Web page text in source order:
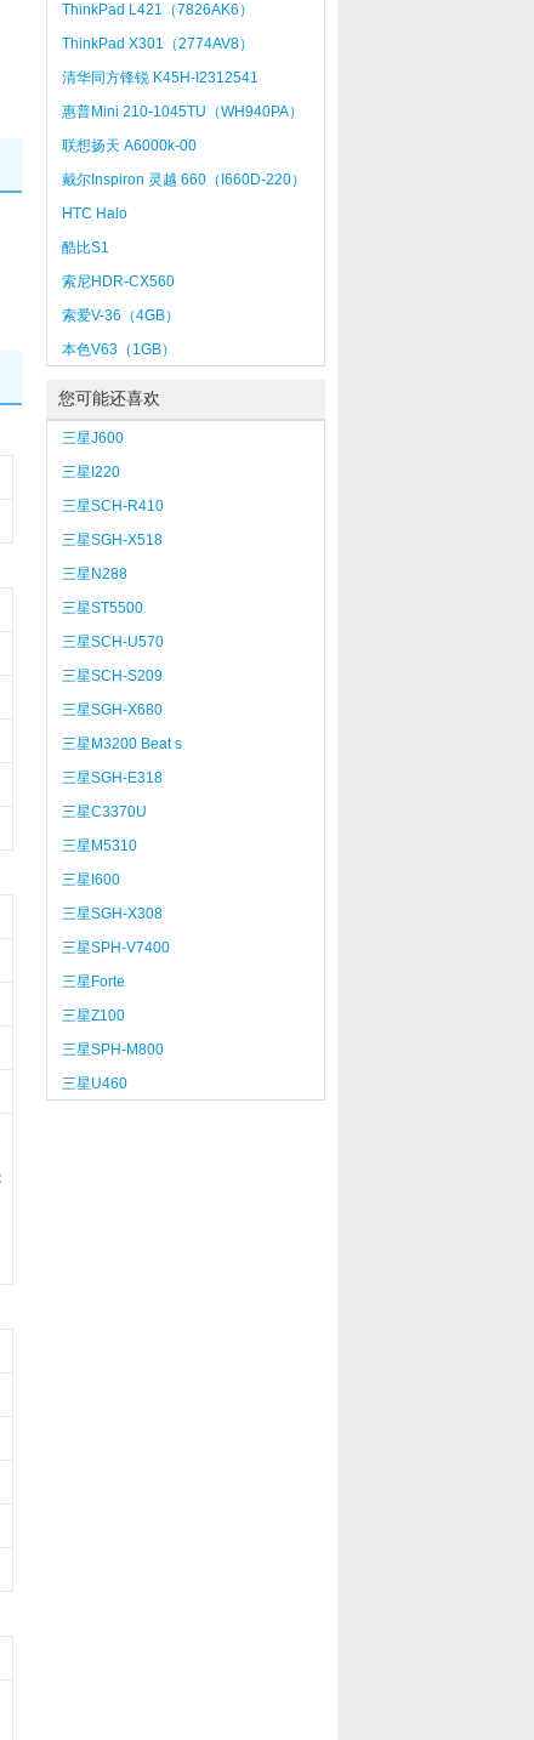
ThinkPad L421（7826AK6）
ThinkPad X301（2774AV8）
清华同方锋锐 K45H-I2312541
惠普Mini 210-1045TU（WH940PA）
联想扬天 A6000k-00
戴尔Inspiron 灵越 660（I660D-220）
HTC Halo
酷比S1
索尼HDR-CX560
索爱V-36（4GB）
本色V63（1GB）
您可能还喜欢
三星J600
三星I220
三星SCH-R410
三星SGH-X518
三星N288
三星ST5500
三星SCH-U570
三星SCH-S209
三星SGH-X680
三星M3200 Beat s
三星SGH-E318
三星C3370U
三星M5310
三星I600
三星SGH-X308
三星SPH-V7400
三星Forte
三星Z100
三星SPH-M800
三星U460